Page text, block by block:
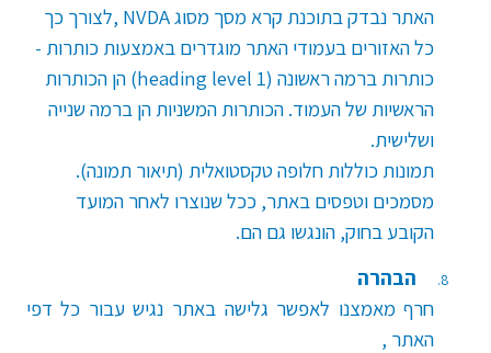
האתר נבדק בתוכנת קרא מסך מסוגNVDA ,לצורך כך
כל האזורים בעמודי האתר מוגדרים באמצעות כותרות -
כותרות ברמה ראשונה(heading level 1) הן הכותרות
הראשיות של העמוד. הכותרות המשניות הן ברמה שנייה
ושלישית.
תמונות כוללות חלופה טקסטואלית (תיאור תמונה).
מסמכים וטפסים באתר, ככל שנוצרו לאחר המועד
הקובע בחוק, הונגשו גם הם.
הבהרה
חרף מאמצנו לאפשר גלישה באתר נגיש עבור כל דפי
האתר ,